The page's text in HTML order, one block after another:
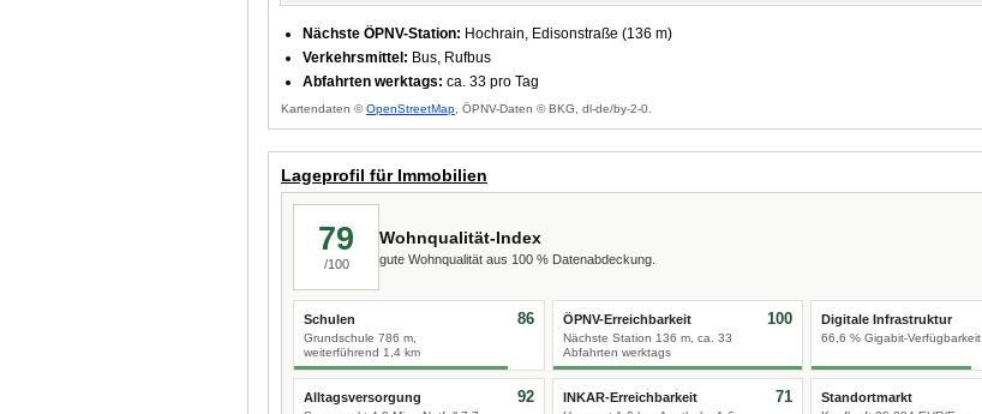
Nächste ÖPNV-Station: Hochrain, Edisonstraße (136 m)
Verkehrsmittel: Bus, Rufbus
Abfahrten werktags: ca. 33 pro Tag
Kartendaten ©OpenStreetMap , ÖPNV-Daten © BKG, dl-de/by-2-0.
Lageprofil für Immobilien
79
/100
Wohnqualität-Index
gute Wohnqualität aus 100 % Datenabdeckung.
Schulen
Grundschule 786 m,
weiterführend 1,4 km
86 ÖPNV-Erreichbarkeit
Nächste Station 136 m, ca. 33
Abfahrten werktags
100 Digitale Infrastruktur
66,6 % Gigabit-Verfügbarkeit
Alltagsversorgung 92 INKAR-Erreichbarkeit 71 Standortmarkt